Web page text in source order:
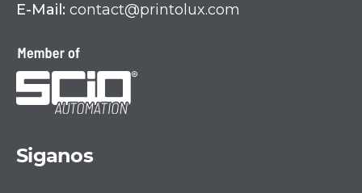
E-Mail: contact@printolux.com
Siganos